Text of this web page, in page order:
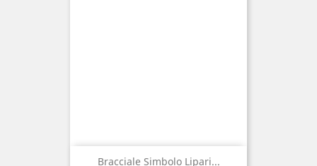
Bracciale Simbolo Lipari...